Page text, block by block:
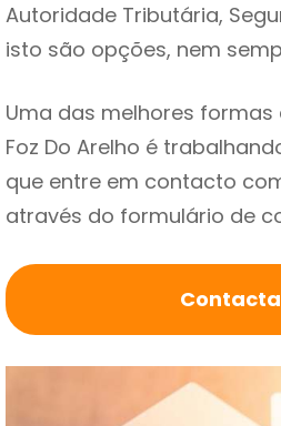
Autoridade Tributária,
isto são opções, nem
Uma das melhores
Foz Do Arelho é
que entre em contacto
através do formulário de